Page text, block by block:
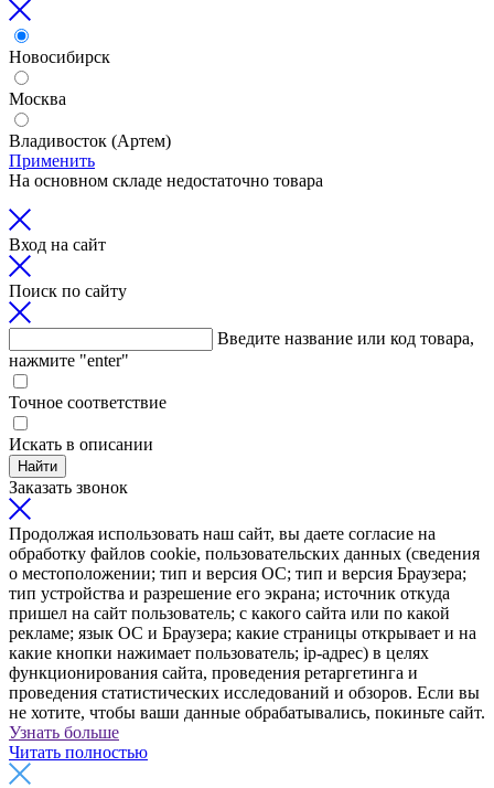
Новосибирск
Москва
Владивосток (Артем)
Применить
На основном складе недостаточно товара
Вход на сайт
Поиск по сайту
Введите название или код товара,
нажмите "enter"
Точное соответствие
Искать в описании
Найти
Заказать звонок
Продолжая использовать наш сайт, вы даете согласие на
обработку файлов cookie, пользовательских данных (сведения
о местоположении; тип и версия ОС; тип и версия Браузера;
тип устройства и разрешение его экрана; источник откуда
пришел на сайт пользователь; с какого сайта или по какой
рекламе; язык ОС и Браузера; какие страницы открывает и на
какие кнопки нажимает пользователь; ip-адрес) в целях
функционирования сайта, проведения ретаргетинга и
проведения статистических исследований и обзоров. Если вы
не хотите, чтобы ваши данные обрабатывались, покиньте сайт.
Узнать больше
Читать полностью